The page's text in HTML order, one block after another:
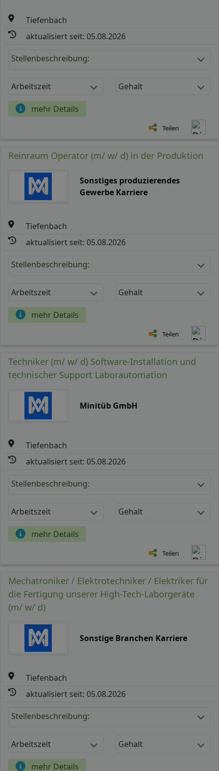
Tiefenbach
aktualisiert seit: 05.08.2026
Stellenbeschreibung:
Arbeitszeit Gehalt
mehr Details
Teilen
Reinraum Operator (m/ w/ d) in der Produktion
Sonstiges produzierendes
Gewerbe Karriere
Tiefenbach
aktualisiert seit: 05.08.2026
Stellenbeschreibung:
Arbeitszeit Gehalt
mehr Details
Teilen
Techniker (m/ w/ d) Software-Installation und
technischer Support Laborautomation
Minitüb GmbH
Tiefenbach
aktualisiert seit: 05.08.2026
Stellenbeschreibung:
Arbeitszeit Gehalt
mehr Details
Teilen
Mechatroniker / Elektrotechniker / Elektriker für
die Fertigung unserer High-Tech-Laborgeräte
(m/ w/ d)
Sonstige Branchen Karriere
Tiefenbach
aktualisiert seit: 05.08.2026
Stellenbeschreibung:
Arbeitszeit Gehalt
mehr Details